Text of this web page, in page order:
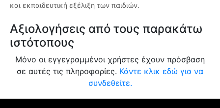
και εκπαιδευτική εξέλιξη των παιδιών.
Αξιολογήσεις από τους παρακάτω
ιστότοπους
Μόνο οι εγγεγραμμένοι χρήστες έχουν πρόσβαση
σε αυτές τις πληροφορίες. Κάντε κλικ εδώ για να
συνδεθείτε.